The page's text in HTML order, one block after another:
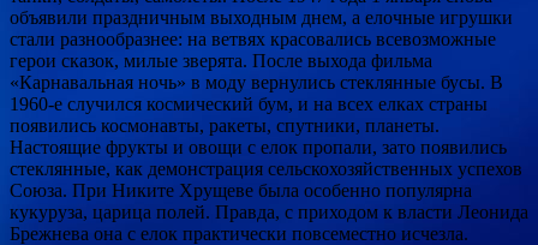
объявили праздничным выходным днем, а елочные игрушки
стали разнообразнее: на ветвях красовались всевозможные
герои сказок, милые зверята. После выхода фильма
«Карнавальная ночь» в моду вернулись стеклянные бусы. В
1960-е случился космический бум, и на всех елках страны
появились космонавты, ракеты, спутники, планеты.
Настоящие фрукты и овощи с елок пропали, зато появились
стеклянные, как демонстрация сельскохозяйственных успехов
Союза. При Никите Хрущеве была особенно популярна
кукуруза, царица полей. Правда, с приходом к власти Леонида
Брежнева она с елок практически повсеместно исчезла.